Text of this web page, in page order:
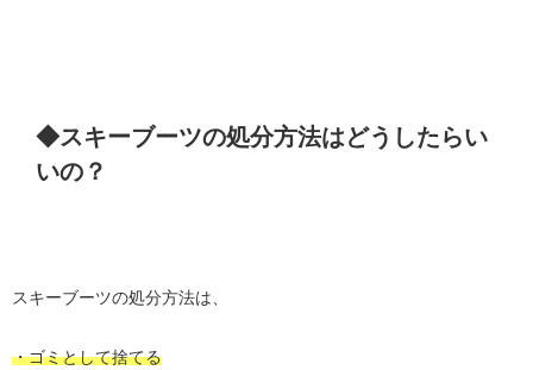
◆スキーブーツの処分方法はどうしたらい
いの？
スキーブーツの処分方法は、
・ゴミとして捨てる